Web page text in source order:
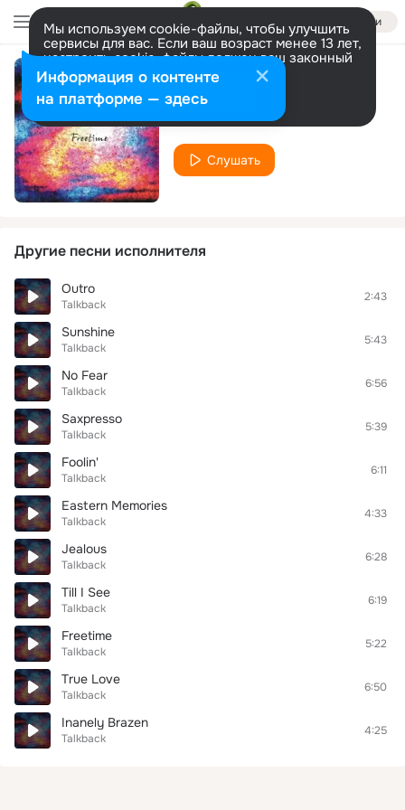
Войти
Мы используем cookie-файлы, чтобы улучшить
сервисы для вас. Если ваш возраст менее 13 лет,
настроить cookie-файлы должен ваш законный
представитель. Больше информации
Разрешить все Настроить
Body & Soul
Talkback
Слушать
Другие песни исполнителя
Outro
Talkback
2:43
Sunshine
Talkback
5:43
No Fear
Talkback
6:56
Saxpresso
Talkback
5:39
Foolin'
Talkback
6:11
Eastern Memories
Talkback
4:33
Jealous
Talkback
6:28
Till I See
Talkback
6:19
Freetime
Talkback
5:22
True Love
Talkback
6:50
Inanely Brazen
Talkback
4:25
Информация о контенте
на платформе — здесь